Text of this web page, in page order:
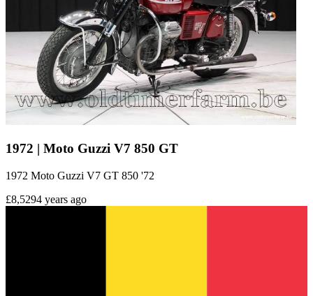
1972 | Moto Guzzi V7 850 GT
1972 Moto Guzzi V7 GT 850 '72
£8,5294 years ago